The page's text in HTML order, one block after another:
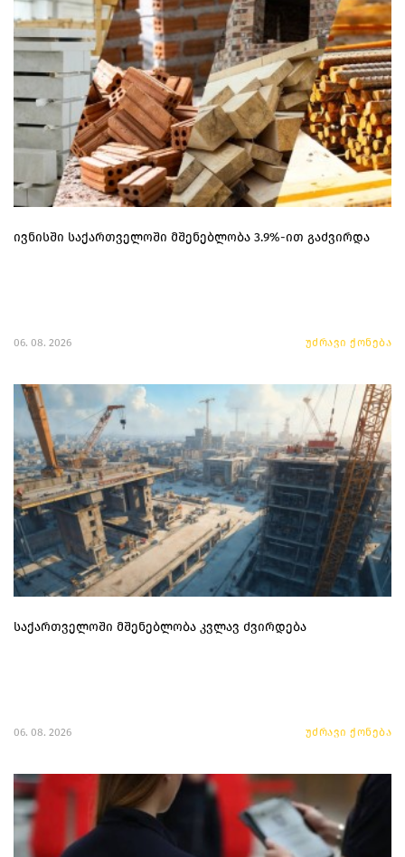
ივნისში საქართველოში მშენებლობა 3.9%-ით გაძვირდა
06. 08. 2026 უძრავი ქონება
საქართველოში მშენებლობა კვლავ ძვირდება
06. 08. 2026 უძრავი ქონება